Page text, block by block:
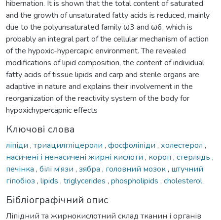
hibernation. It is shown that the total content of saturated
and the growth of unsaturated fatty acids is reduced, mainly
due to the polyunsaturated family ω3 and ω6, which is
probably an integral part of the cellular mechanism of action
of the hypoxic-hypercapic environment. The revealed
modifications of lipid composition, the content of individual
fatty acids of tissue lipids and carp and sterile organs are
adaptive in nature and explains their involvement in the
reorganization of the reactivity system of the body for
hypoxichypercapnic effects
Ключові слова
ліпіди , триацилгліцероли , фосфоліпіди , холестерол ,
насичені і ненасичені жирні кислоти , короп , стерлядь ,
печінка , білі м’язи , зябра , головний мозок, штучний
гіпобіоз , lipids , triglycerides , phospholipids , cholesterol
Бібліографічний опис
Ліпідний та жирнокислотний склад тканин і органів